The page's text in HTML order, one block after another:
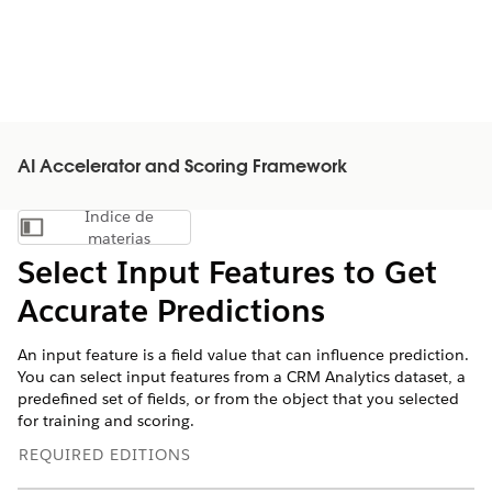
AI Accelerator and Scoring Framework
Mostrar índice de materias
Índice de
materias
Select Input Features to Get
Accurate Predictions
An input feature is a field value that can influence prediction.
You can select input features from a CRM Analytics dataset, a
predefined set of fields, or from the object that you selected
for training and scoring.
REQUIRED EDITIONS